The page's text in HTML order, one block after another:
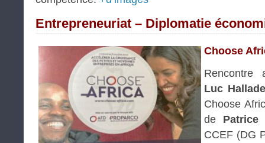
Entrepreneuriat – Diplomatie
Choose
Rencontre
Luc Hallade
Choose
de Patrice
CCEF (DG